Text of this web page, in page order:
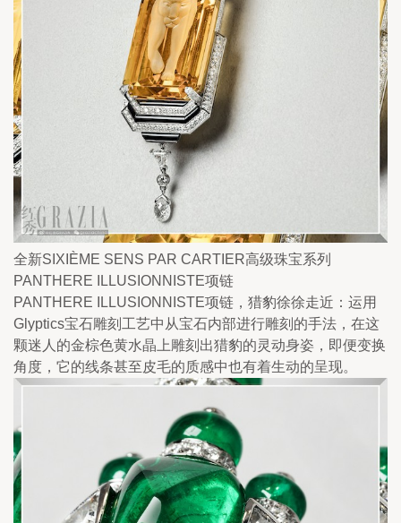
全新SIXIÈME SENS PAR CARTIER高级珠宝系列
PANTHERE ILLUSIONNISTE项链
PANTHERE ILLUSIONNISTE项链，猎豹徐徐走近：运用
Glyptics宝石雕刻工艺中从宝石内部进行雕刻的手法，在这
颗迷人的金棕色黄水晶上雕刻出猎豹的灵动身姿，即便变换
角度，它的线条甚至皮毛的质感中也有着生动的呈现。